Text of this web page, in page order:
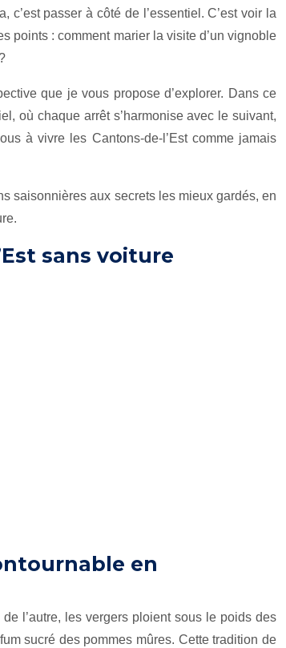
passer à côté de l’essentiel. C’est voir la
points : comment marier la visite d’un vignoble
que je vous propose d’explorer. Dans ce
où chaque arrêt s’harmonise avec le suivant,
à vivre les Cantons-de-l’Est comme jamais
saisonnières aux secrets les mieux gardés, en
sans voiture
en
l’autre, les vergers ploient sous le poids des
sucré des pommes mûres. Cette tradition de